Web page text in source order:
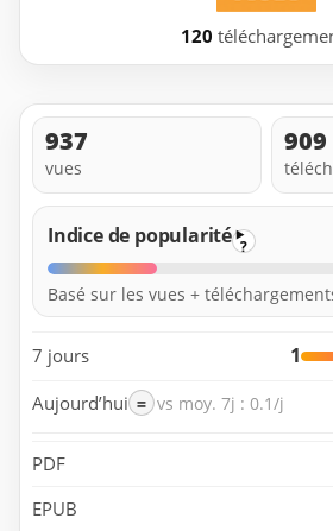
120
937
vues
909
Indice de popularité ?
Basé sur les vues +
7 jours 1
Aujourd’hui = vs moy. 7j : 0.1/j
PDF
EPUB